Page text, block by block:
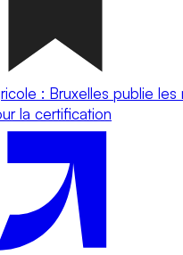
: Bruxelles publie
la certification